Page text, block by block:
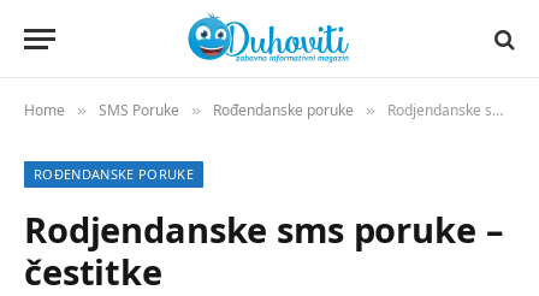
Home » SMS Poruke » Rođendanske poruke » Rodjendanske sms poruke – čestitke
ROĐENDANSKE PORUKE
Rodjendanske sms poruke –
čestitke